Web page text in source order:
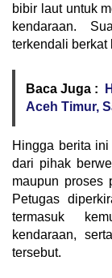
bibir laut untuk
kendaraan.
terkendali berkat
Baca Juga :
Aceh Timur,
Hingga berita
dari pihak
maupun proses
Petugas
termasuk
kendaraan,
tersebut.